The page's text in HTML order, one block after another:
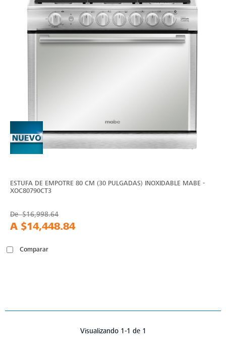
ESTUFA DE EMPOTRE 80 CM (30 PULGADAS) INOXIDABLE MABE -
XOC80790CT3
De$16,998.64
A $14,448.84
Comparar
Visualizando 1-1 de 1